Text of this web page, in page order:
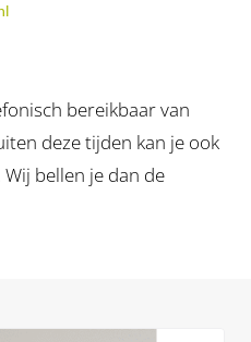
bereikbaar van
deze tijden kan je ook
bellen je dan de